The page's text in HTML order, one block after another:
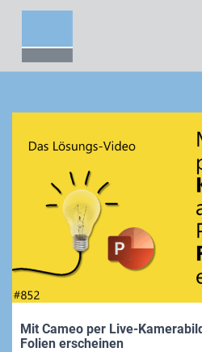
Mit Cameo per Live-
Folien erscheinen